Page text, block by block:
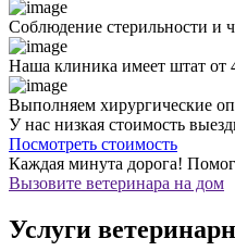
Соблюдение стерильности и
Наша клиника имеет штат от
Выполняем хирургические
У нас низкая стоимость
Посмотреть стоимость
Каждая минута дорога!
Вызовите ветеринара на дом
Услуги